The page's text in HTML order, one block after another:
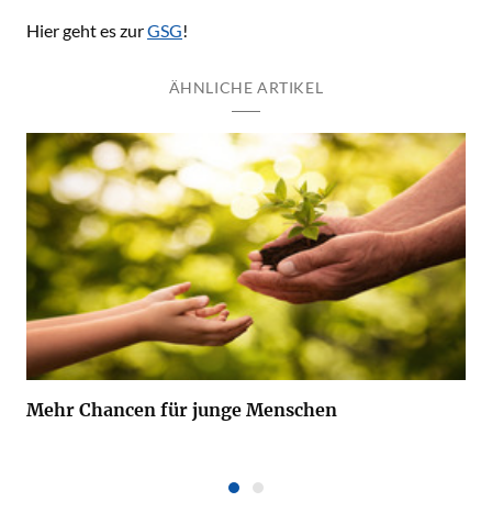
Hier geht es zurGSG!
ÄHNLICHE ARTIKEL
Mehr Chancen für junge Menschen